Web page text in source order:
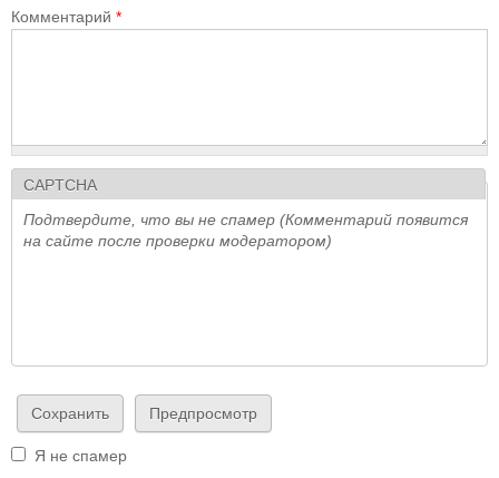
Комментарий *
CAPTCHA
Подтвердите, что вы не спамер (Комментарий появится
на сайте после проверки модератором)
Я не спамер